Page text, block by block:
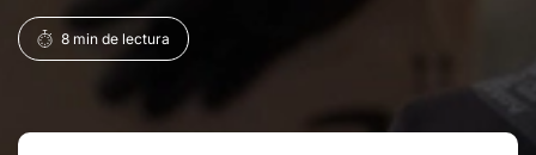
8 min de lectura